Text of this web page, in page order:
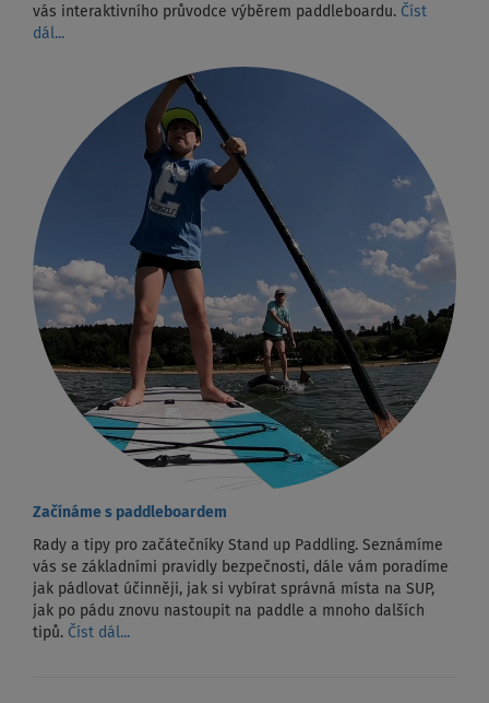
vás interaktivního průvodce výběrem paddleboardu. Číst
dál...
Začínáme s paddleboardem
Rady a tipy pro začátečníky Stand up Paddling. Seznámíme
vás se základními pravidly bezpečnosti, dále vám poradíme
jak pádlovat účinněji, jak si vybírat správná místa na SUP,
jak po pádu znovu nastoupit na paddle a mnoho dalších
tipů. Číst dál...